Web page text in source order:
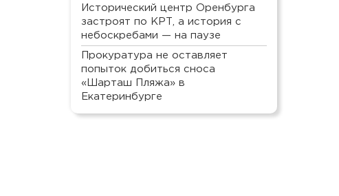
Исторический центр Оренбурга
застроят по КРТ, а история с
небоскребами — на паузе
Прокуратура не оставляет
попыток добиться сноса
«Шарташ Пляжа» в
Екатеринбурге